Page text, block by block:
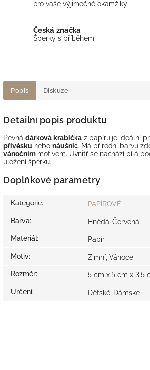
pro vaše výjimečné okamžiky
Česká značka
Šperky s příběhem
Popis Diskuze
Detailní popis produktu
Pevná dárková krabička z papíru je ideální
přívěsku nebo náušnic. Má přírodní barvu
vánočním motivem. Uvnitř se nachází bílá
uložení šperku.
Doplňkové parametry
Kategorie: PAPÍROVÉ
Barva: Hnědá, Červená
Materiál: Papír
Motiv: Zimní, Vánoce
Rozměr: 5 cm x 5 cm x 3,5
Určení: Dětské, Dámské